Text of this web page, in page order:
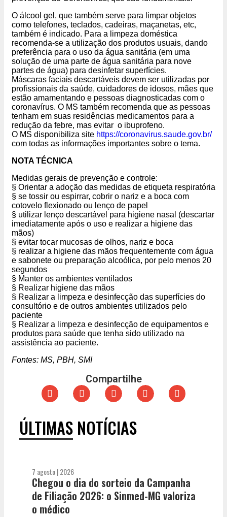
O álcool gel, que também serve para limpar objetos
como telefones, teclados, cadeiras, maçanetas, etc,
também é indicado. Para a limpeza doméstica
recomenda-se a utilização dos produtos usuais, dando
preferência para o uso da água sanitária (em uma
solução de uma parte de água sanitária para nove
partes de água) para desinfetar superfícies.
Máscaras faciais descartáveis devem ser utilizadas por
profissionais da saúde, cuidadores de idosos, mães que
estão amamentando e pessoas diagnosticadas com o
coronavírus. O MS também recomenda que as pessoas
tenham em suas residências medicamentos para a
redução da febre, mas evitar o ibuprofeno.
O MS disponibiliza site https://coronavirus.saude.gov.br/
com todas as informações importantes sobre o tema.
NOTA TÉCNICA
Medidas gerais de prevenção e controle:
§ Orientar a adoção das medidas de etiqueta respiratória
§ se tossir ou espirrar, cobrir o nariz e a boca com
cotovelo flexionado ou lenço de papel
§ utilizar lenço descartável para higiene nasal (descartar
imediatamente após o uso e realizar a higiene das
mãos)
§ evitar tocar mucosas de olhos, nariz e boca
§ realizar a higiene das mãos frequentemente com água
e sabonete ou preparação alcoólica, por pelo menos 20
segundos
§ Manter os ambientes ventilados
§ Realizar higiene das mãos
§ Realizar a limpeza e desinfecção das superfícies do
consultório e de outros ambientes utilizados pelo
paciente
§ Realizar a limpeza e desinfecção de equipamentos e
produtos para saúde que tenha sido utilizado na
assistência ao paciente.
Fontes: MS, PBH, SMI
Compartilhe
ÚLTIMAS NOTÍCIAS
7 agosto | 2026
Chegou o dia do sorteio da Campanha
de Filiação 2026: o Sinmed-MG valoriza
o médico